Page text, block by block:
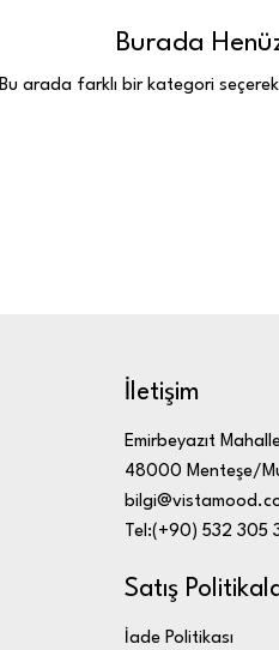
Burada
Bu arada farklı bir kategori
İletişim
Emirbeyazıt
48000 Menteşe/
Tel:(+90) 532 305
Satış
İade Politikası